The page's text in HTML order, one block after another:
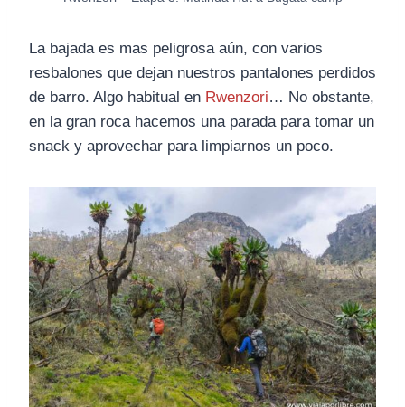
La bajada es mas peligrosa aún, con varios
resbalones que dejan nuestros pantalones perdidos
de barro. Algo habitual en Rwenzori… No obstante,
en la gran roca hacemos una parada para tomar un
snack y aprovechar para limpiarnos un poco.